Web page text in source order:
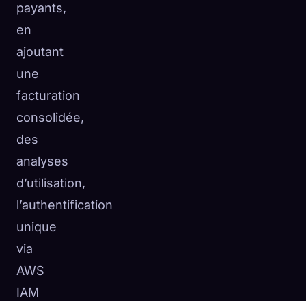
payants,
en
ajoutant
une
facturation
consolidée,
des
analyses
d’utilisation,
l’authentification
unique
via
AWS
IAM